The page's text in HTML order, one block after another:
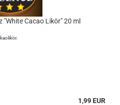
"White Cacao Likör" 20 ml
1,99 EUR